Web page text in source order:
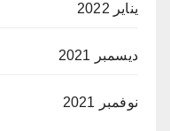
يناير 2022
ديسمبر 2021
نوفمبر 2021